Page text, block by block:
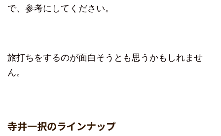
で、参考にしてください。
旅打ちをするのが面白そうとも思うかもしれませ
ん。
寺井一択のラインナップ